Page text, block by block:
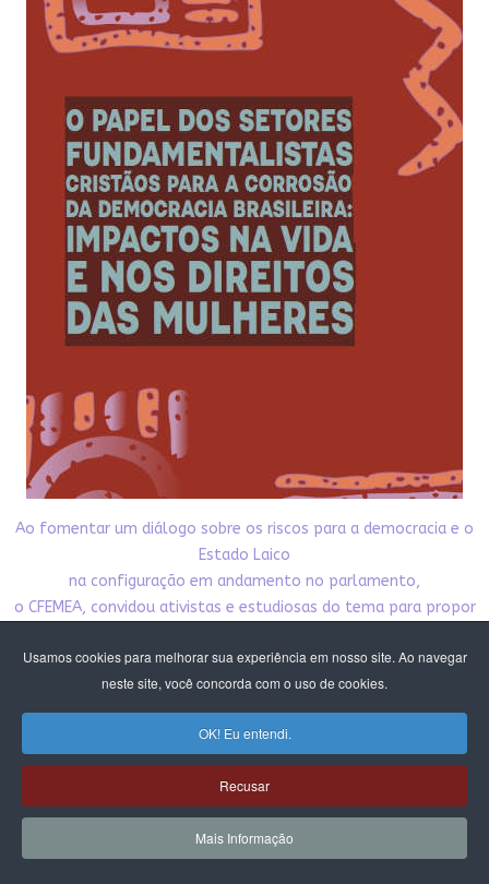
Usamos cookies para melhorar sua experiência em nosso site. Ao navegar
neste site, você concorda com o uso de cookies.
OK! Eu entendi.
Recusar
Mais Informação
Ao fomentar um diálogo sobre os riscos para a democracia e o
Estado Laico
na configuração em andamento no parlamento,
o CFEMEA, convidou ativistas e estudiosas do tema para propor
e possíveis brechas para atuação coletiva, visto que o debate
da laicidade
está intrinsecamente ligado à autonomia sexual das mulheres
e tudo o que se refere aos direitos reprodutivos.
Nesta publicação damos acesso público aos textos
produzidos pelo debate. Esperamos que
contribua para nossa incidência pela democracia,
pelo Estado laico e pelos direitos das mulheres e meninas.